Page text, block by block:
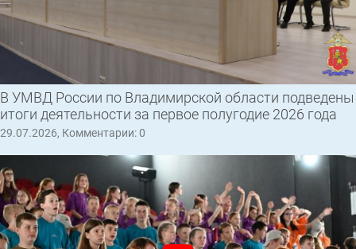
В УМВД России по Владимирской области подведены
итоги деятельности за первое полугодие 2026 года
29.07.2026, Комментарии: 0